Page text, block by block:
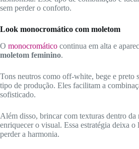
sem perder o conforto.
Look monocromático com moletom
O monocromático continua em alta e
moletom feminino.
Tons neutros como off-white, bege e preto
tipo de produção. Eles facilitam a
sofisticado.
Além disso, brincar com texturas dentro da
enriquecer o visual. Essa estratégia deixa o
perder a harmonia.